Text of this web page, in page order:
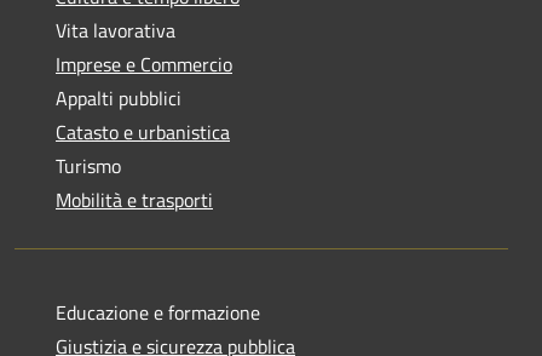
Vita lavorativa
Imprese e Commercio
Appalti pubblici
Catasto e urbanistica
Turismo
Mobilità e trasporti
Educazione e formazione
Giustizia e sicurezza pubblica